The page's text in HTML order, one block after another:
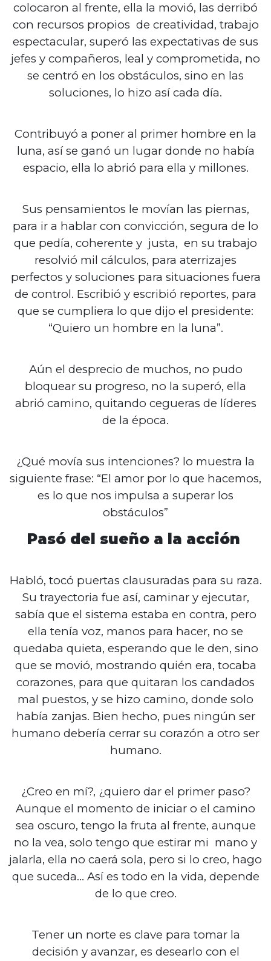
colocaron al frente, ella la movió, las derribó
con recursos propios de creatividad, trabajo
espectacular, superó las expectativas de sus
jefes y compañeros, leal y comprometida, no
se centró en los obstáculos, sino en las
soluciones, lo hizo así cada día.
Contribuyó a poner al primer hombre en la
luna, así se ganó un lugar donde no había
espacio, ella lo abrió para ella y millones.
Sus pensamientos le movían las piernas,
para ir a hablar con convicción, segura de lo
que pedía, coherente y justa, en su trabajo
resolvió mil cálculos, para aterrizajes
perfectos y soluciones para situaciones fuera
de control. Escribió y escribió reportes, para
que se cumpliera lo que dijo el presidente:
“Quiero un hombre en la luna”.
Aún el desprecio de muchos, no pudo
bloquear su progreso, no la superó, ella
abrió camino, quitando cegueras de líderes
de la época.
¿Qué movía sus intenciones? lo muestra la
siguiente frase: “El amor por lo que hacemos,
es lo que nos impulsa a superar los
obstáculos”
Pasó del sueño a la acción
Habló, tocó puertas clausuradas para su raza.
Su trayectoria fue así, caminar y ejecutar,
sabía que el sistema estaba en contra, pero
ella tenía voz, manos para hacer, no se
quedaba quieta, esperando que le den, sino
que se movió, mostrando quién era, tocaba
corazones, para que quitaran los candados
mal puestos, y se hizo camino, donde solo
había zanjas. Bien hecho, pues ningún ser
humano debería cerrar su corazón a otro ser
humano.
¿Creo en mí?, ¿quiero dar el primer paso?
Aunque el momento de iniciar o el camino
sea oscuro, tengo la fruta al frente, aunque
no la vea, solo tengo que estirar mi mano y
jalarla, ella no caerá sola, pero si lo creo, hago
que suceda… Así es todo en la vida, depende
de lo que creo.
Tener un norte es clave para tomar la
decisión y avanzar, es desearlo con el